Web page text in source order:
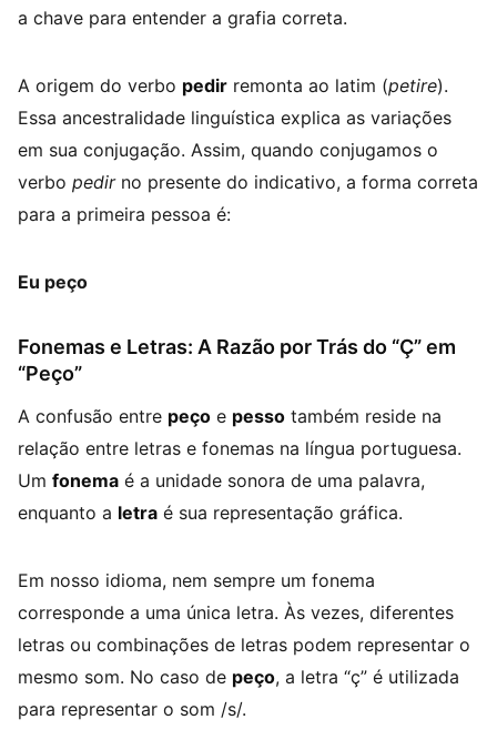
a chave para entender a grafia correta.
A origem do verbo pedir remonta ao latim (petire).
Essa ancestralidade linguística explica as variações
em sua conjugação. Assim, quando conjugamos o
verbo pedirno presente do indicativo, a forma correta
para a primeira pessoa é:
Eu peço
Fonemas e Letras: A Razão por Trás do “Ç” em
“Peço”
A confusão entre peço e pesso também reside na
relação entre letras e fonemas na língua portuguesa.
Um fonema é a unidade sonora de uma palavra,
enquanto a letra é sua representação gráfica.
Em nosso idioma, nem sempre um fonema
corresponde a uma única letra. Às vezes, diferentes
letras ou combinações de letras podem representar o
mesmo som. No caso de peço, a letra “ç” é utilizada
para representar o som /s/.